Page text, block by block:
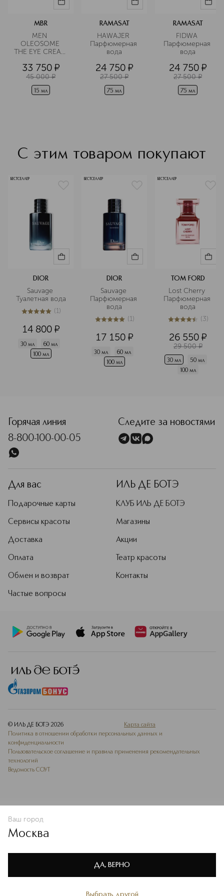
Политике конфиденциальности
подобны стремительному движению
скакуна по песчаным дюнам —
мощные, харизматичные и стойкие.
Подробнее
MBR
MEN
OLEOSOME
THE EYE CREAM
области вокруг
глаз
разглаживающий
33 750 ¤
45 000 ¤
15 мл
RAMASAT
HAWAJER
Парфюмерная
вода
24 750 ¤
27 500 ¤
75 мл
RAMASAT
FIDWA
Парфюмерная
вода
24 750 ¤
27 500 ¤
75 мл
С этим товаром покупают
БЕСТСЕЛЛЕР
DIOR
Sauvage
Туалетная вода
5из 51 (1)
14 800 ¤
30 мл
60 мл
100 мл
БЕСТСЕЛЛЕР
DIOR
Sauvage
Парфюмерная
вода
5из 51 (1)
17 150 ¤
30 мл
60 мл
100 мл
БЕСТСЕЛЛЕР
TOM FORD
Lost Cherry
Парфюмерная
вода
4.4из53 (3)
26 550 ¤
29 500 ¤
30 мл
50 мл
100 мл
В КОРЗИНУ
Горячая линия
8-800-100-00-05
Следите за новостями
Для вас
Подарочные карты
Сервисы красоты
Доставка
Оплата
Обмен и возврат
Частые вопросы
ИЛЬ ДЕ БОТЭ
КЛУБ ИЛЬ ДЕ БОТЭ
Магазины
Акции
Театр красоты
Контакты
© ИЛЬ ДЕ БОТЭ 2026
Карта сайта
Политика в отношении обработки персональных данных и
конфиденциальности
Пользовательское соглашение и правила применения рекомендательных
технологий
Ведомость СОУТ
Ваш город
Москва
Выбрать другой
ДА, ВЕРНО